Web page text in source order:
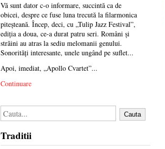
Vă sunt dator c-o informare, succintă ca de
obicei, despre ce fuse luna trecută la filarmonica
piteșteană. Încep, deci, cu „Tulip Jazz Festival”,
ediția a doua, ce-a durat patru seri. Români și
străini au atras la sediu melomanii genului.
Sonorități interesante, unele ungând pe suflet...
Apoi, imediat, „Apollo Cvartet”...
Continuare
Cauta
Traditii